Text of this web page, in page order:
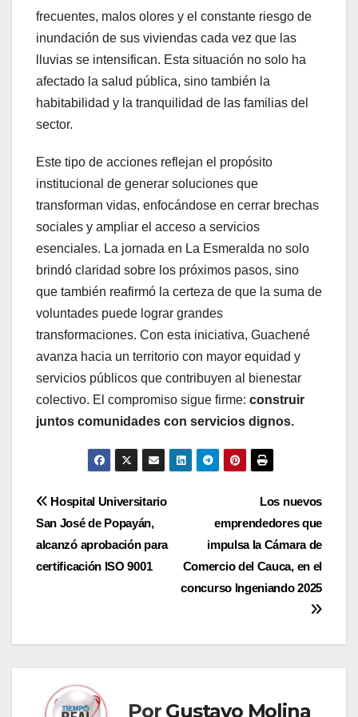
frecuentes, malos olores y el constante riesgo de
inundación de sus viviendas cada vez que las
lluvias se intensifican. Esta situación no solo ha
afectado la salud pública, sino también la
habitabilidad y la tranquilidad de las familias del
sector.
Este tipo de acciones reflejan el propósito
institucional de generar soluciones que
transforman vidas, enfocándose en cerrar brechas
sociales y ampliar el acceso a servicios
esenciales. La jornada en La Esmeralda no solo
brindó claridad sobre los próximos pasos, sino
que también reafirmó la certeza de que la suma de
voluntades puede lograr grandes
transformaciones. Con esta iniciativa, Guachené
avanza hacia un territorio con mayor equidad y
servicios públicos que contribuyen al bienestar
colectivo. El compromiso sigue firme: construir
juntos comunidades con servicios dignos.
Navegación
de
entradas
Los nuevos
emprendedores que
impulsa la Cámara de
Comercio del Cauca, en el
concurso Ingeniando 2025
Hospital Universitario
San José de Popayán,
alcanzó aprobación para
certificación ISO 9001
Por Gustavo Molina